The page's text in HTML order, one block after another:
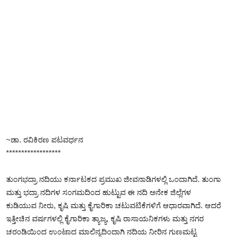
~ಡಾ. ರವಿಕಿರಣ ಪಟವರ್ಧನ
******************
ತುಂಗಭದ್ರಾ ನದಿಯು ಕರ್ನಾಟಕದ ಪ್ರಮುಖ ಜೀವನಾಡಿಗಳಲ್ಲಿ ಒಂದಾಗಿದೆ. ತುಂಗಾ
ಮತ್ತು ಭದ್ರಾ ನದಿಗಳ ಸಂಗಮದಿಂದ ಹುಟ್ಟುವ ಈ ನದಿ ಅನೇಕ ಜಿಲ್ಲೆಗಳ
ಕುಡಿಯುವ ನೀರು, ಕೃಷಿ ಮತ್ತು ಕೈಗಾರಿಕಾ ಚಟುವಟಿಕೆಗಳಿಗೆ ಆಧಾರವಾಗಿದೆ. ಆದರೆ
ಇತ್ತೀಚಿನ ವರ್ಷಗಳಲ್ಲಿ ಕೈಗಾರಿಕಾ ತ್ಯಾಜ್ಯ, ಕೃಷಿ ರಾಸಾಯನಿಕಗಳು ಮತ್ತು ನಗರ
ಚರಂಡಿಯಿಂದ ಉಂಟಾದ ಮಾಲಿನ್ಯದಿಂದಾಗಿ ನದಿಯ ನೀರಿನ ಗುಣಮಟ್ಟ